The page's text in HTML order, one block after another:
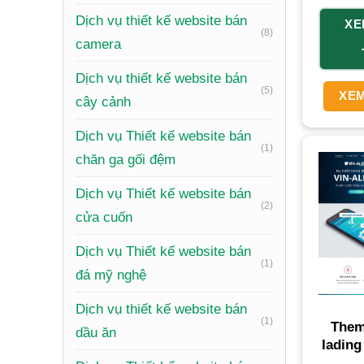
Dịch vụ thiết kế website bán
camera
(8)
Dịch vụ thiết kế website bán
cây cảnh
(5)
Dịch vụ Thiết kế website bán
chăn ga gối đệm
(1)
Dịch vụ Thiết kế website bán
cửa cuốn
(2)
Dịch vụ Thiết kế website bán
đá mỹ nghệ
(1)
Dịch vụ thiết kế website bán
dầu ăn
(1)
bệnh
không
Đầu tư
lading